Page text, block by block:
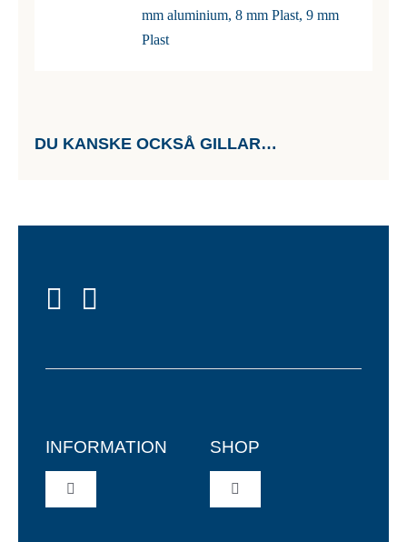
mm aluminium, 8 mm Plast, 9 mm
Plast
DU KANSKE OCKSÅ GILLAR…
INFORMATION
Toggle
Navigation
SHOP
Toggle
Navigation